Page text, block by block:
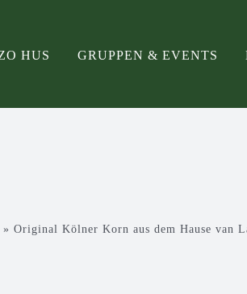
HUS GRUPPEN & EVENTS
» Original Kölner Korn aus dem Hause van